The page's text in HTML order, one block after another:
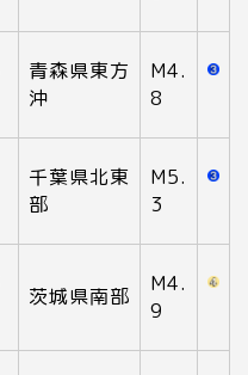
青森県東方
沖
M4.
8
千葉県北東
部
M5.
3
茨城県南部
M4.
9